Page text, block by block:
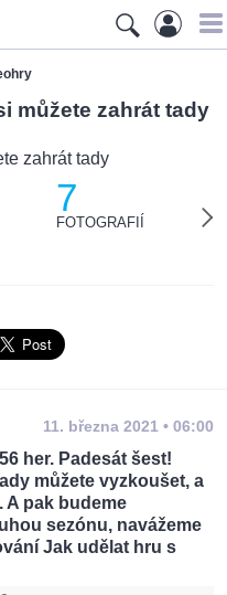
můžete zahrát tady
7
FOTOGRAFIÍ
11. března 2021 • 06:00
her. Padesát šest!
můžete vyzkoušet, a
A pak budeme
sezónu, navážeme
Jak udělat hru s